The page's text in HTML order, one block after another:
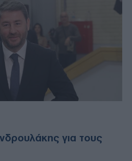
για τους